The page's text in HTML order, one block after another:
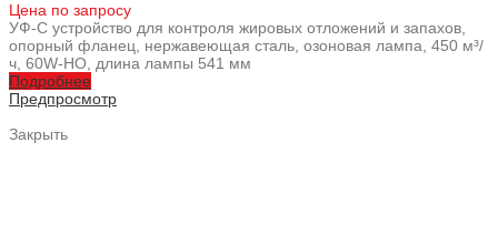
Цена по запросу
УФ-С устройство для контроля жировых отложений и запахов,
опорный фланец, нержавеющая сталь, озоновая лампа, 450 м³/
ч, 60W-HO, длина лампы 541 мм
Подробнее
Предпросмотр
Закрыть